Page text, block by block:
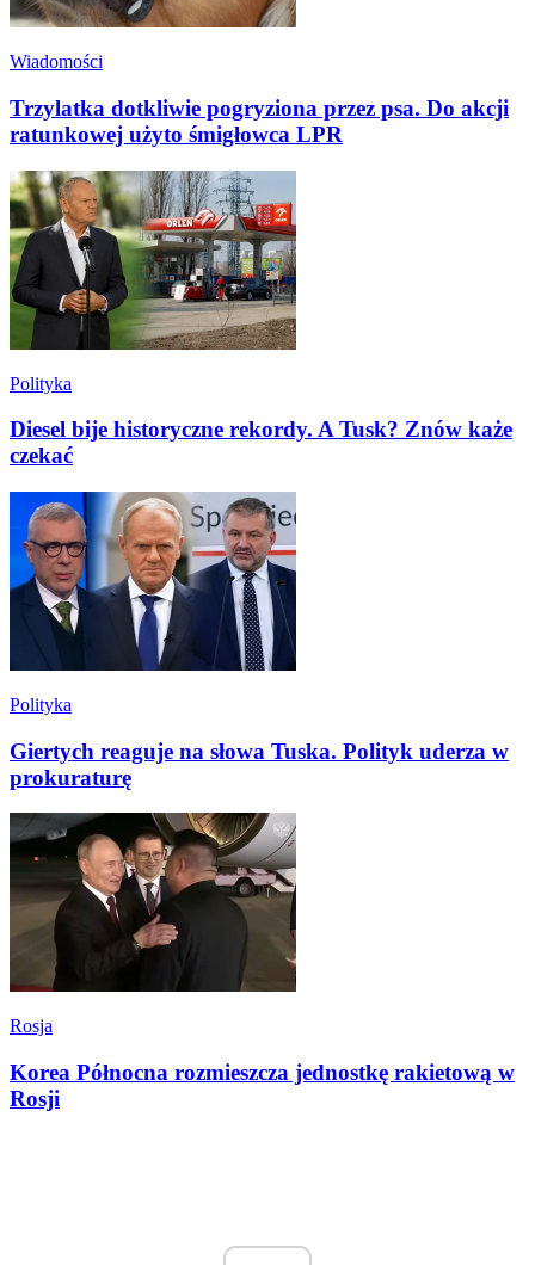
Wiadomości
Trzylatka dotkliwie pogryziona przez psa. Do akcji
ratunkowej użyto śmigłowca LPR
Polityka
Diesel bije historyczne rekordy. A Tusk? Znów każe
czekać
Polityka
Giertych reaguje na słowa Tuska. Polityk uderza w
prokuraturę
Rosja
Korea Północna rozmieszcza jednostkę rakietową w
Rosji